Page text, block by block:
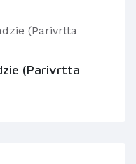
(Parivrtta